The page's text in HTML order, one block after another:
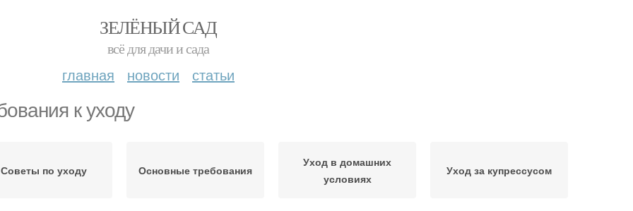
ЗЕЛЁНЫЙ САД
всё для дачи и сада
главная новости статьи
к уходу
Советы по уходу Основные требования
Уход в домашних
условиях
Уход за купрессусом